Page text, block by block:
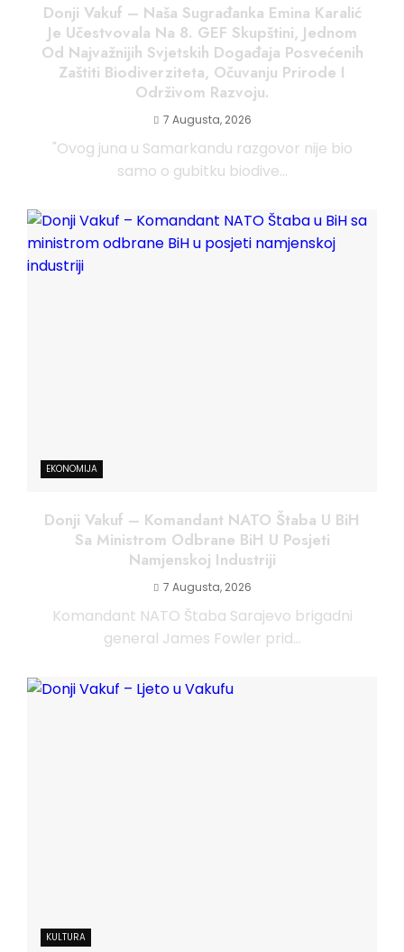
Donji Vakuf – Naša Sugrađanka Emina Karalić
Je Učestvovala Na 8. GEF Skupštini, Jednom
Od Najvažnijih Svjetskih Događaja Posvećenih
Zaštiti Biodiverziteta, Očuvanju Prirode I
Održivom Razvoju.
7 Augusta, 2026
"Ovog juna u Samarkandu razgovor nije bio
samo o gubitku biodive...
EKONOMIJA
Donji Vakuf – Komandant NATO Štaba U BiH
Sa Ministrom Odbrane BiH U Posjeti
Namjenskoj Industriji
7 Augusta, 2026
Komandant NATO Štaba Sarajevo brigadni
general James Fowler prid...
KULTURA